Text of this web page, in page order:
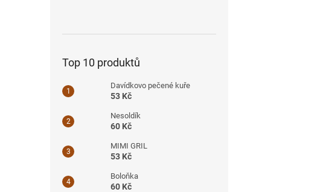
Top 10 produktů
Davídkovo pečené kuře
53 Kč
Nesoldík
60 Kč
MIMI GRIL
53 Kč
Boloňka
60 Kč